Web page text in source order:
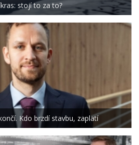
stojí to za to?
Kdo brzdí stavbu, zaplatí